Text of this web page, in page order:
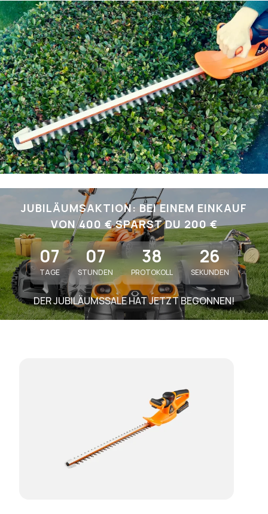
JUBILÄUMSAKTION: BEI EINEM EINKAUF
VON 400 € SPARST DU 200 €
07
TAGE
07
STUNDEN
38
PROTOKOLL
25
SEKUNDEN
DER JUBILÄUMSSALE HAT JETZT BEGONNEN!